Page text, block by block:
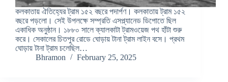
কলকাতায় ঐতিহ্যের ট্রাম ১৫২ বছরে পদার্পণ। কলকাতায় ট্রাম ১৫২
বছরে পড়লো। সেই উপলক্ষে সম্প্রতি এসপ্ল্যানেড ডিপোতে ছিল
একাধিক অনুষ্ঠান। ১৮৮০ সালে ক্যালকাটা ট্রামওয়েজ পথ হাঁটা শুরু
করে। সেকালের চিতপুর রোডে ঘোড়ায় টানা ট্রাম লাইন বসে। প্রথম
ঘোড়ায় টানা ট্রাম চলেছিল…
Bhramon
February 25, 2025